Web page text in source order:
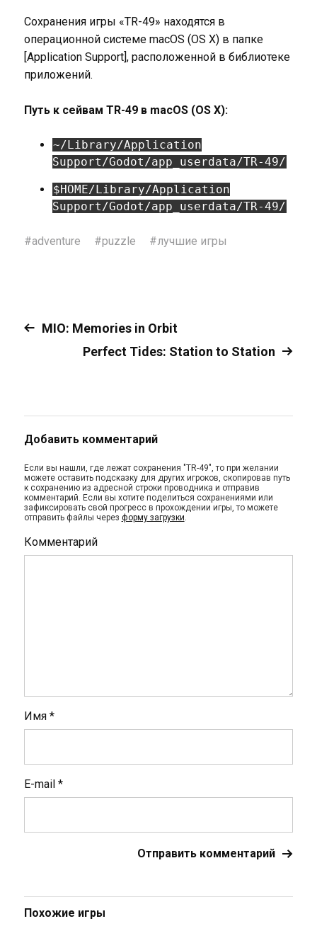
Сохранения игры «TR-49» находятся в
операционной системе macOS (OS X) в папке
[Application Support], расположенной в библиотеке
приложений.
Путь к сейвам TR-49 в macOS (OS X):
~/Library/Application
Support/Godot/app_userdata/TR-49/
$HOME/Library/Application
Support/Godot/app_userdata/TR-49/
#adventure #puzzle #лучшие игры
MIO: Memories in Orbit
Perfect Tides: Station to Station
Добавить комментарий
Если вы нашли, где лежат сохранения "TR-49", то при желании
можете оставить подсказку для других игроков, скопировав путь
к сохранению из адресной строки проводника и отправив
комментарий. Если вы хотите поделиться сохранениями или
зафиксировать свой прогресс в прохождении игры, то можете
отправить файлы через форму загрузки.
Комментарий
Имя *
E-mail *
Похожие игры